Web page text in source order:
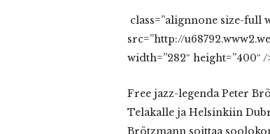
class=”alignnone size-full
src=”http://
width=”282″ height=”400″ /
Free jazz-legenda Peter
Telakalle ja Helsinkiin
Brötzmann soittaa